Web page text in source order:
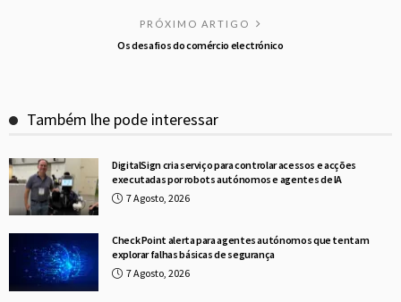
PRÓXIMO ARTIGO
Os desafios do comércio electrónico
Também lhe pode interessar
DigitalSign cria serviço para controlar acessos e acções
executadas por robots autónomos e agentes de IA
7 Agosto, 2026
Check Point alerta para agentes autónomos que tentam
explorar falhas básicas de segurança
7 Agosto, 2026